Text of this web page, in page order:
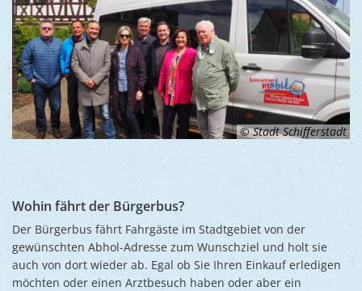
© Stadt Schifferstadt
Wohin fährt der Bürgerbus?
Der Bürgerbus fährt Fahrgäste im Stadtgebiet von der
gewünschten Abhol-Adresse zum Wunschziel und holt sie
auch von dort wieder ab. Egal ob Sie Ihren Einkauf erledigen
möchten oder einen Arztbesuch haben oder aber ein